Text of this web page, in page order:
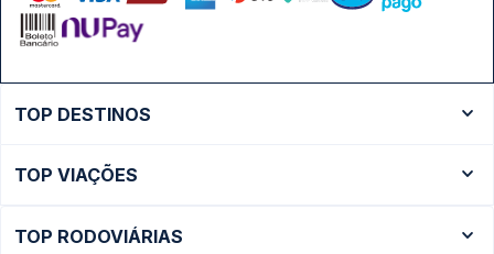
TOP DESTINOS
Ônibus São Paulo
TOP VIAÇÕES
TOP RODOVIÁRIAS